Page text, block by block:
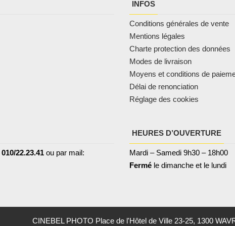
INFOS
Conditions générales de vente
Mentions légales
Charte protection des données
Modes de livraison
Moyens et conditions de
Délai de renonciation
Réglage des cookies
010/22.23.41 ou par mail:
HEURES D’OUVERTURE
Mardi – Samedi 9h30 – 18h00
Fermé le dimanche et le lundi
CINEBEL PHOTO Place de l'Hôtel de Ville 23-25, 1300